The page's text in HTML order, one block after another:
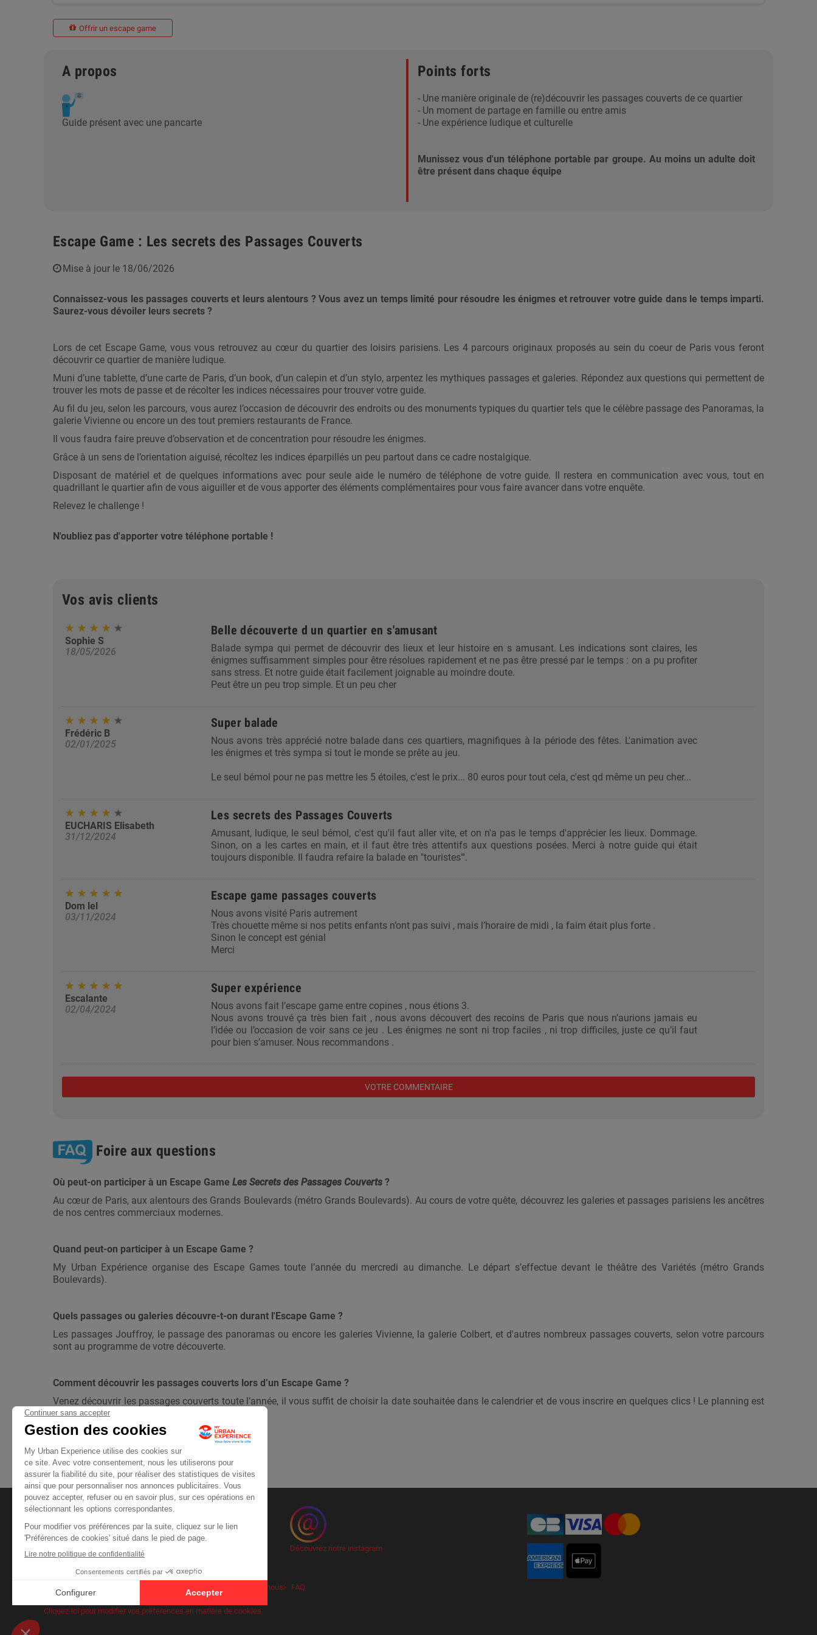
Offrir un escape game
A propos
Guide présent avec une pancarte
Points forts
- Une manière originale de (re)découvrir les passages couverts de ce quartier
- Un moment de partage en famille ou entre amis
- Une expérience ludique et culturelle
Munissez vous d'un téléphone portable par groupe. Au moins un adulte doit
être présent dans chaque équipe
Escape Game : Les secrets des Passages Couverts
Mise à jour le 18/06/2026
Connaissez-vous les passages couverts et leurs alentours ? Vous avez un temps limité pour résoudre les énigmes et retrouver votre guide dans le temps imparti.
Saurez-vous dévoiler leurs secrets ?
Lors de cet Escape Game, vous vous retrouvez au cœur du quartier des loisirs parisiens. Les 4 parcours originaux proposés au sein du coeur de Paris vous feront
découvrir ce quartier de manière ludique.
Muni d’une tablette, d’une carte de Paris, d’un book, d’un calepin et d’un stylo, arpentez les mythiques passages et galeries. Répondez aux questions qui permettent de
trouver les mots de passe et de récolter les indices nécessaires pour trouver votre guide.
Au fil du jeu, selon les parcours, vous aurez l’occasion de découvrir des endroits ou des monuments typiques du quartier tels que le célèbre passage des Panoramas, la
galerie Vivienne ou encore un des tout premiers restaurants de France.
Il vous faudra faire preuve d’observation et de concentration pour résoudre les énigmes.
Grâce à un sens de l’orientation aiguisé, récoltez les indices éparpillés un peu partout dans ce cadre nostalgique.
Disposant de matériel et de quelques informations avec pour seule aide le numéro de téléphone de votre guide. Il restera en communication avec vous, tout en
quadrillant le quartier afin de vous aiguiller et de vous apporter des éléments complémentaires pour vous faire avancer dans votre enquête.
Relevez le challenge !
N'oubliez pas d'apporter votre téléphone portable !
Vos avis clients
Sophie S
18/05/2026
Belle découverte d un quartier en s'amusant
Balade sympa qui permet de découvrir des lieux et leur histoire en s amusant. Les indications sont claires, les
énigmes suffisamment simples pour être résolues rapidement et ne pas être pressé par le temps : on a pu profiter
sans stress. Et notre guide était facilement joignable au moindre doute.
Peut être un peu trop simple. Et un peu cher
Frédéric B
02/01/2025
Super balade
Nous avons très apprécié notre balade dans ces quartiers, magnifiques à la période des fêtes. L'animation avec
les énigmes et très sympa si tout le monde se prête au jeu.
Le seul bémol pour ne pas mettre les 5 étoiles, c'est le prix... 80 euros pour tout cela, c'est qd même un peu cher...
EUCHARIS Elisabeth
31/12/2024
Les secrets des Passages Couverts
Amusant, ludique, le seul bémol, c'est qu'il faut aller vite, et on n'a pas le temps d'apprécier les lieux. Dommage.
Sinon, on a les cartes en main, et il faut être très attentifs aux questions posées. Merci à notre guide qui était
toujours disponible. Il faudra refaire la balade en "touristes"'.
Dom lel
03/11/2024
Escape game passages couverts
Nous avons visité Paris autrement
Très chouette même si nos petits enfants n’ont pas suivi , mais l’horaire de midi , la faim était plus forte .
Sinon le concept est génial
Merci
Escalante
02/04/2024
Super expérience
Nous avons fait l’escape game entre copines , nous étions 3.
Nous avons trouvé ça très bien fait , nous avons découvert des recoins de Paris que nous n’aurions jamais eu
l’idée ou l’occasion de voir sans ce jeu . Les énigmes ne sont ni trop faciles , ni trop difficiles, juste ce qu’il faut
pour bien s’amuser. Nous recommandons .
VOTRE COMMENTAIRE
Foire aux questions
Où peut-on participer à un Escape Game Les Secrets des Passages Couverts ?
Au cœur de Paris, aux alentours des Grands Boulevards (métro Grands Boulevards). Au cours de votre quête, découvrez les galeries et passages parisiens les ancêtres
de nos centres commerciaux modernes.
Quand peut-on participer à un Escape Game ?
My Urban Expérience organise des Escape Games toute l’année du mercredi au dimanche. Le départ s’effectue devant le théâtre des Variétés (métro Grands
Boulevards).
Quels passages ou galeries découvre-t-on durant l'Escape Game ?
Les passages Jouffroy, le passage des panoramas ou encore les galeries Vivienne, la galerie Colbert, et d'autres nombreux passages couverts, selon votre parcours
sont au programme de votre découverte.
Comment découvrir les passages couverts lors d’un Escape Game ?
Venez découvrir les passages couverts toute l’année, il vous suffit de choisir la date souhaitée dans le calendrier et de vous inscrire en quelques clics ! Le planning est
à jour en temps réel.
Découvrez notre instagram
Mentions légales Conditions générales de vente Qui sommes nous FAQ
Cliquez-ici pour modifier vos préférences en matière de cookies